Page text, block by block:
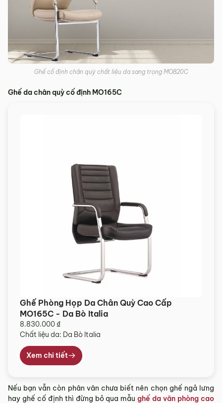
Ghế cố định chân quỳ chất liệu da sang trọng MO820C
Ghế da chân quỳ cố định MO165C
Ghế Phòng Họp Da Chân Quỳ Cao Cấp
MO165C - Da Bò Italia
8.830.000₫
Chất liệu da: Da Bò Italia
Xem chi tiết
Nếu bạn vẫn còn phân vân chưa biết nên chọn ghế ngả lưng
hay ghế cố định thì đừng bỏ qua mẫughế da văn phòng cao